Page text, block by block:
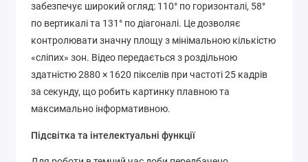
забезпечує широкий огляд: 110° по горизонталі, 58°
по вертикалі та 131° по діагоналі. Це дозволяє
контролювати значну площу з мінімальною кількістю
«сліпих» зон. Відео передається з роздільною
здатністю 2880 × 1620 пікселів при частоті 25 кадрів
за секунду, що робить картинку плавною та
максимально інформативною.
Підсвітка та інтелектуальні функції